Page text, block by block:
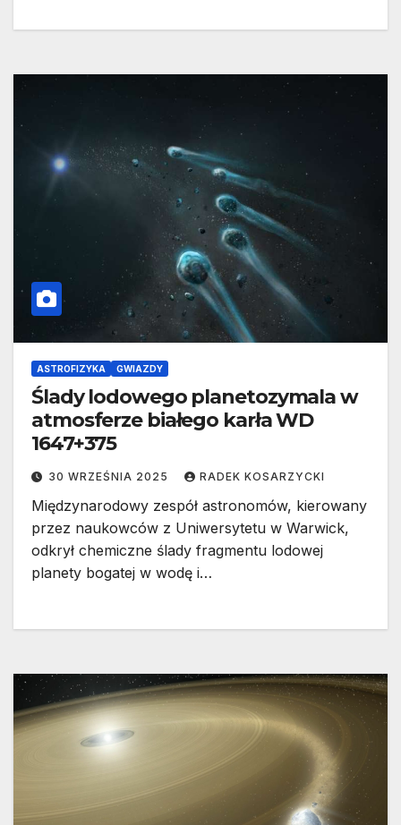
ASTROFIZYKA GWIAZDY
Ślady lodowego planetozymala w
atmosferze białego karła WD
1647+375
30 WRZEŚNIA 2025 RADEK KOSARZYCKI
Międzynarodowy zespół astronomów, kierowany
przez naukowców z Uniwersytetu w Warwick,
odkrył chemiczne ślady fragmentu lodowej
planety bogatej w wodę i…